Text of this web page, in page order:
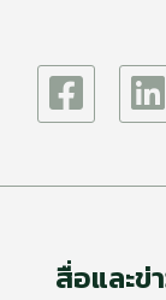
สื่อและข่